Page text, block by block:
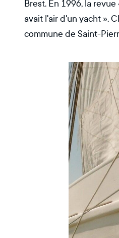
Brest. En 1996, la
avait l'air d'un yacht ».
commune de Saint-